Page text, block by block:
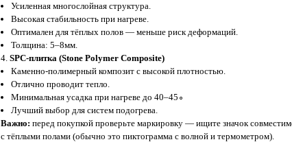
Усиленная многослойная структура.
Высокая стабильность при нагреве.
Оптимален для тёплых полов — меньше риск деформаций.
Толщина: 5–8мм.
SPC‑плитка (Stone Polymer Composite)
Каменно‑полимерный композит с высокой плотностью.
Отлично проводит тепло.
Минимальная усадка при нагреве до 40–45∘
Лучший выбор для систем подогрева.
Важно: перед покупкой проверьте маркировку — ищите значок
с тёплыми полами (обычно это пиктограмма с волной и термометром).